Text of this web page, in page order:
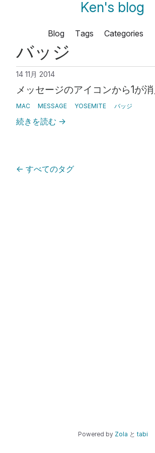
Ken's blog
Blog Tags Categories
バッジ
14 11月 2014
メッセージのアイコンから1が
MAC MESSAGE YOSEMITE バッジ
続きを読む →
← すべてのタグ
Powered by Zola と tabi